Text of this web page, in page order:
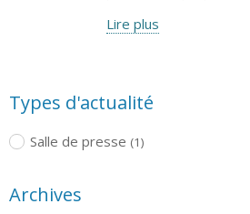
Lire plus
Types d'actualité
Salle de presse (1)
Archives